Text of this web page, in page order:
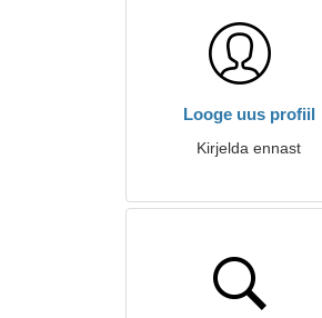
Looge uus profiil
Kirjelda ennast